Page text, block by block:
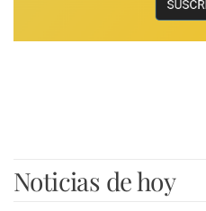
Noticias de hoy